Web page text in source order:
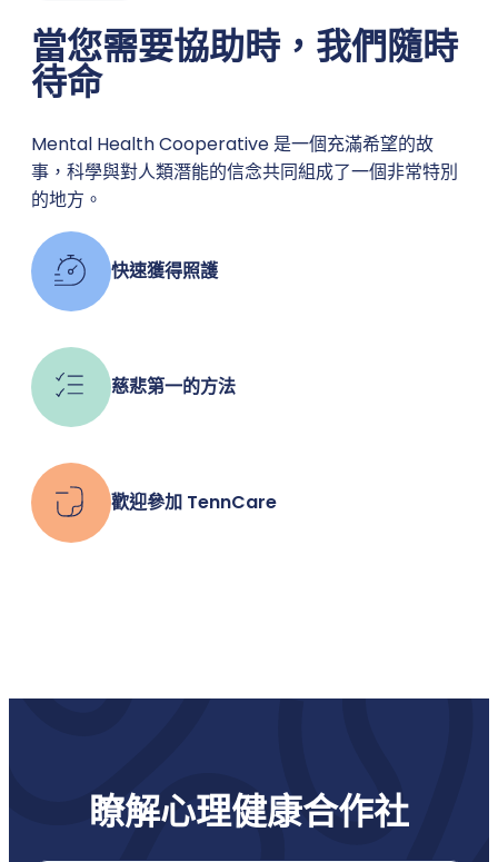
當您需要協助時，我們隨時
待命
Mental Health Cooperative 是一個充滿希望的故
事，科學與對人類潛能的信念共同組成了一個非常特別
的地方。
快速獲得照護
慈悲第一的方法
歡迎參加 TennCare
瞭解心理健康合作社